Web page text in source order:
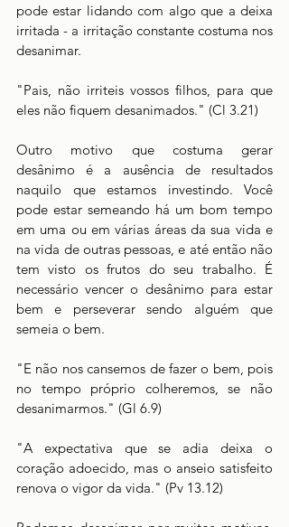
pode estar lidando com algo que a deixa
irritada - a irritação constante costuma nos
desanimar.
"Pais, não irriteis vossos filhos, para que
eles não fiquem desanimados." (Cl 3.21)
Outro motivo que costuma gerar
desânimo é a ausência de resultados
naquilo que estamos investindo. Você
pode estar semeando há um bom tempo
em uma ou em várias áreas da sua vida e
na vida de outras pessoas, e até então não
tem visto os frutos do seu trabalho. É
necessário vencer o desânimo para estar
bem e perseverar sendo alguém que
semeia o bem.
"E não nos cansemos de fazer o bem, pois
no tempo próprio colheremos, se não
desanimarmos." (Gl 6.9)
"A expectativa que se adia deixa o
coração adoecido, mas o anseio satisfeito
renova o vigor da vida." (Pv 13.12)